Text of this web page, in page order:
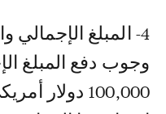
4- المبلغ الإجمالي
وجوب دفع المبلغ